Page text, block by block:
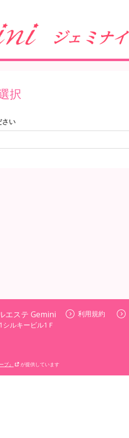
択
さい
エステ Gemini
ルキービル1Ｆ
利用規約
ブ』 が提供しています